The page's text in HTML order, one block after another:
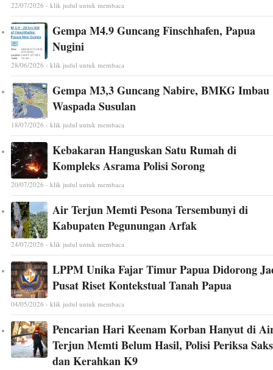
22/07/2026 - klik judul untuk membaca
Gempa M4.9 Guncang Finschhafen, Papua
Nugini
28/06/2026 - klik judul untuk membaca
Gempa M3,3 Guncang Nabire, BMKG Imbau
Waspada Susulan
18/07/2026 - klik judul untuk membaca
Kebakaran Hanguskan Satu Rumah di
Kompleks Asrama Polisi Sorong
20/07/2026 - klik judul untuk membaca
Air Terjun Memti Pesona Tersembunyi di
Kabupaten Pegunungan Arfak
24/07/2026 - klik judul untuk membaca
LPPM Unika Fajar Timur Papua Didorong
Pusat Riset Kontekstual Tanah Papua
04/05/2026 - klik judul untuk membaca
Pencarian Hari Keenam Korban Hanyut di
Terjun Memti Belum Hasil, Polisi Periksa
dan Kerahkan K9